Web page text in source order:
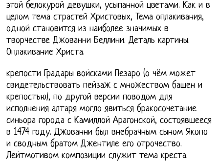
этой белокурой девушки, усыпанной цветами. Как и в
целом тема страстей Христовых, Тема оплакивания,
одной становится из наиболее значимых в
творчестве Джованни Беллини. Деталь картины.
Оплакивание Христа.
крепости Градары войсками Пезаро (о чём может
свидетельствовать пейзаж с множеством башен и
крепостью), по другой версии поводом для
исполнения алтаря могло явиться бракосочетание
синьора города с Камиллой Арагонской, состоявшееся
в 1474 году. Джованни был внебрачным сыном Якопо
и сводным братом Джентиле его отрочество.
Лейтмотивом композиции служит тема креста.